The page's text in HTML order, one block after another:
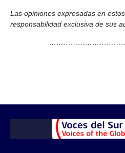
Las opiniones expresadas en
responsabilidad exclusiva de sus